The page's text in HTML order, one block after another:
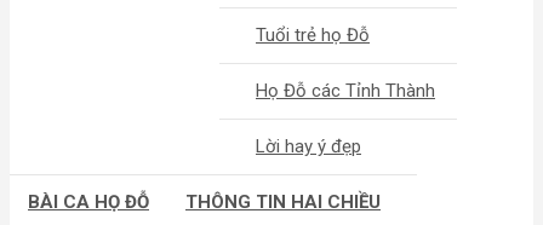
Tuổi trẻ họ Đỗ
Họ Đỗ các Tỉnh Thành
Lời hay ý đẹp
BÀI CA HỌ ĐỖ THÔNG TIN HAI CHIỀU